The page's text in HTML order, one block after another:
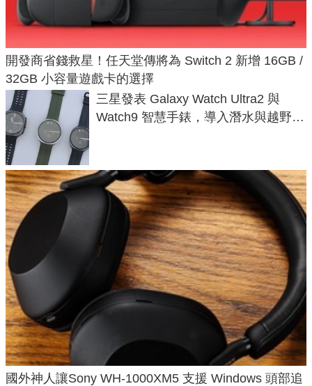
開發商省錢救星！任天堂傳將為 Switch 2 新增 16GB /
32GB 小容量遊戲卡的選擇
三星發表 Galaxy Watch Ultra2 與
Watch9 智慧手錶，導入潛水與越野跑
國外神人讓Sony WH-1000XM5 支援 Windows 頭部追